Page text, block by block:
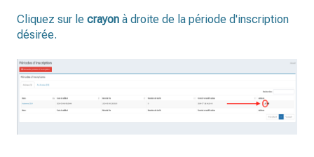
Cliquez sur le crayon à droite de la période d'inscription
désirée.